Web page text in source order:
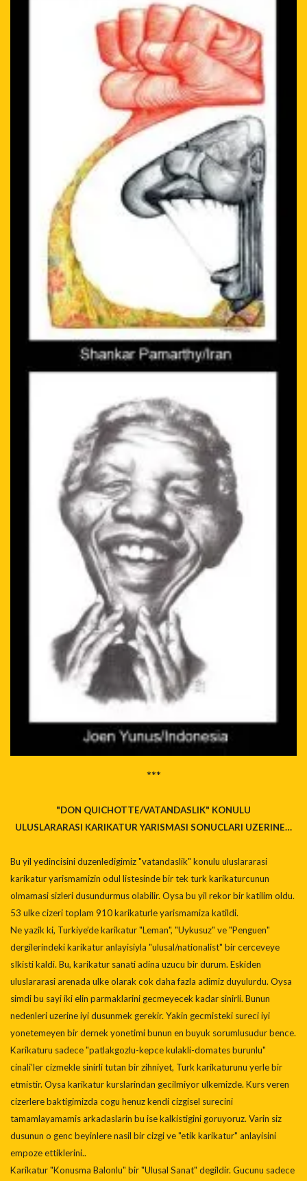
***
"DON QUICHOTTE/VATANDASLIK" KONULU
ULUSLARARASI KARIKATUR YARISMASI SONUCLARI UZERINE…
Bu yil yedincisini duzenledigimiz "vatandaslik" konulu uluslararasi
karikatur yarismamizin odul listesinde bir tek turk karikaturcunun
olmamasi sizleri dusundurmus olabilir. Oysa bu yil rekor bir katilim oldu.
53 ulke cizeri toplam 910 karikaturle yarismamiza katildi.
Ne yazik ki, Turkiye’de karikatur "Leman", "Uykusuz" ve "Penguen"
dergilerindeki karikatur anlayisiyla "ulusal/nationalist" bir cerceveye
sIkisti kaldi. Bu, karikatur sanati adina uzucu bir durum. Eskiden
uluslararasi arenada ulke olarak cok daha fazla adimiz duyulurdu. Oysa
simdi bu sayi iki elin parmaklarini gecmeyecek kadar sinirli. Bunun
nedenleri uzerine iyi dusunmek gerekir. Yakin gecmisteki sureci iyi
yonetemeyen bir dernek yonetimi bunun en buyuk sorumlusudur bence.
Karikaturu sadece "patlakgozlu-kepce kulakli-domates burunlu"
cinali’ler cizmekle sinirli tutan bir zihniyet, Turk karikaturunu yerle bir
etmistir. Oysa karikatur kurslarindan gecilmiyor ulkemizde. Kurs veren
cizerlere baktigimizda cogu henuz kendi cizgisel surecini
tamamlayamamis arkadaslarin bu ise kalkistigini goruyoruz. Varin siz
dusunun o genc beyinlere nasil bir cizgi ve "etik karikatur" anlayisini
empoze ettiklerini..
Karikatur "Konusma Balonlu" bir "Ulusal Sanat" degildir. Gucunu sadece